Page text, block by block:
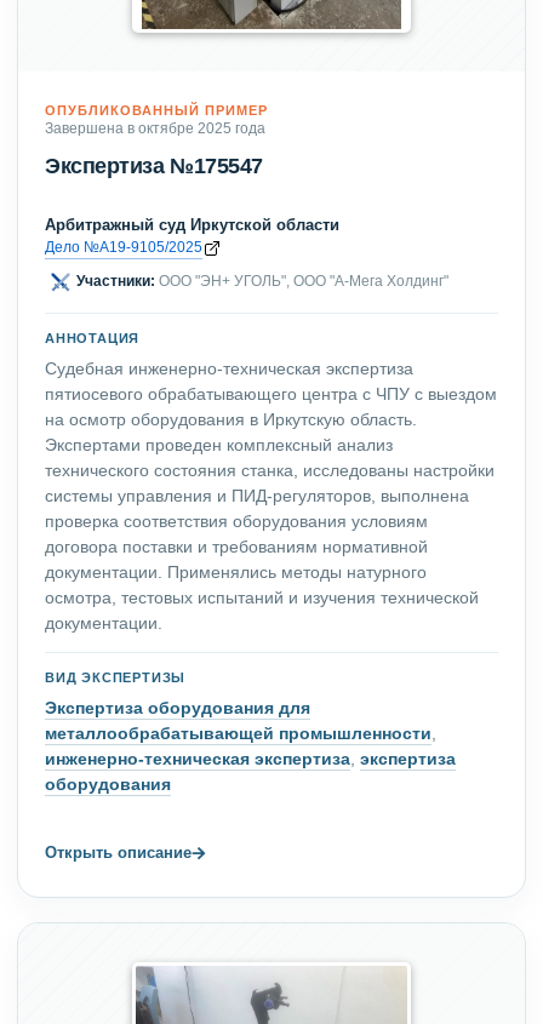
ОПУБЛИКОВАННЫЙ ПРИМЕР
Завершена в октябре 2025 года
Экспертиза №175547
Арбитражный суд Иркутской области
Дело №А19-9105/2025
Участники: ООО "ЭН+ УГОЛЬ", ООО "А-Мега Холдинг"
АННОТАЦИЯ
Судебная инженерно-техническая экспертиза
пятиосевого обрабатывающего центра с ЧПУ с выездом
на осмотр оборудования в Иркутскую область.
Экспертами проведен комплексный анализ
технического состояния станка, исследованы настройки
системы управления и ПИД-регуляторов, выполнена
проверка соответствия оборудования условиям
договора поставки и требованиям нормативной
документации. Применялись методы натурного
осмотра, тестовых испытаний и изучения технической
документации.
ВИД ЭКСПЕРТИЗЫ
Экспертиза оборудования для
металлообрабатывающей промышленности,
инженерно-техническая экспертиза, экспертиза
оборудования
Открыть описание→